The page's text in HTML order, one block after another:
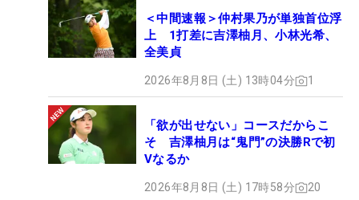
＜中間速報＞仲村果乃が単独首位浮
上 1打差に吉澤柚月、小林光希、
全美貞
2026年8月8日 (土) 13時04分 1
「欲が出せない」コースだからこ
そ 吉澤柚月は“鬼門”の決勝Rで初
Vなるか
2026年8月8日 (土) 17時58分 20